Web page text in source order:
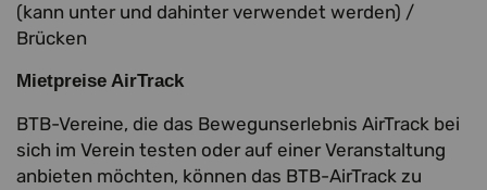
(kann unter und dahinter verwendet werden) /
Brücken
Mietpreise AirTrack
BTB-Vereine, die das Bewegunserlebnis AirTrack bei
sich im Verein testen oder auf einer Veranstaltung
anbieten möchten, können das BTB-AirTrack zu